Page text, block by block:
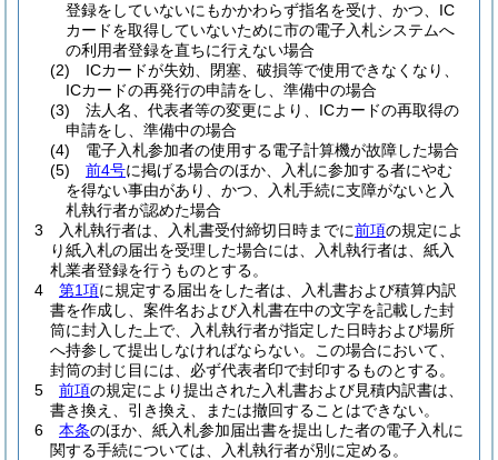
登録をしていないにもかかわらず指名を受け、かつ、IC
カードを取得していないために市の電子入札システムへ
の利用者登録を直ちに行えない場合
(2)
ICカードが失効、閉塞、破損等で使用できなくなり、
ICカードの再発行の申請をし、準備中の場合
(3)
法人名、代表者等の変更により、ICカードの再取得の
申請をし、準備中の場合
(4)
電子入札参加者の使用する電子計算機が故障した場合
(5)
前4号に掲げる場合のほか、入札に参加する者にやむ
を得ない事由があり、かつ、入札手続に支障がないと入
札執行者が認めた場合
3
入札執行者は、入札書受付締切日時までに前項の規定によ
り紙入札の届出を受理した場合には、入札執行者は、紙入
札業者登録を行うものとする。
4
第1項に規定する届出をした者は、入札書および積算内訳
書を作成し、案件名および入札書在中の文字を記載した封
筒に封入した上で、入札執行者が指定した日時および場所
へ持参して提出しなければならない。
この場合において、
封筒の封じ目には、必ず代表者印で封印するものとする。
5
前項の規定により提出された入札書および見積内訳書は、
書き換え、引き換え、または撤回することはできない。
6
本条のほか、紙入札参加届出書を提出した者の電子入札に
関する手続については、入札執行者が別に定める。